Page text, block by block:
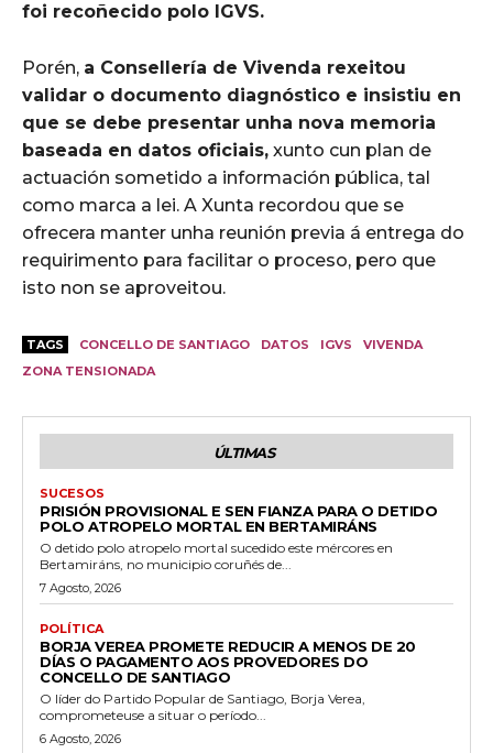
foi recoñecido polo IGVS.
Porén, a Consellería de Vivenda rexeitou
validar o documento diagnóstico e insistiu en
que se debe presentar unha nova memoria
baseada en datos oficiais, xunto cun plan de
actuación sometido a información pública, tal
como marca a lei. A Xunta recordou que se
ofrecera manter unha reunión previa á entrega do
requirimento para facilitar o proceso, pero que
isto non se aproveitou.
TAGS CONCELLO DE SANTIAGO DATOS IGVS
VIVENDA
ZONA TENSIONADA
ÚLTIMAS
SUCESOS
PRISIÓN PROVISIONAL E SEN FIANZA PARA O DETIDO
POLO ATROPELO MORTAL EN BERTAMIRÁNS
O detido polo atropelo mortal sucedido este mércores en
Bertamiráns, no municipio coruñés de...
7 Agosto, 2026
POLÍTICA
BORJA VEREA PROMETE REDUCIR A MENOS DE 20
DÍAS O PAGAMENTO AOS PROVEDORES DO
CONCELLO DE SANTIAGO
O líder do Partido Popular de Santiago, Borja Verea,
comprometeuse a situar o período...
6 Agosto, 2026